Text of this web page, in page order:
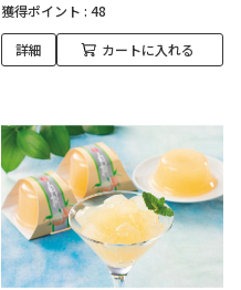
獲得ポイント : 48
詳細 カートに入れる